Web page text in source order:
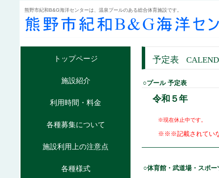
熊野市紀和B&G海洋センターは、温泉プールのある総合体育施設です。
予定表
○プール 予定表
令和５年
※現在休止中です。
※※※記載されてい
○体育館・武道場・スポ
トップページ
施設紹介
利用時間・料金
各種募集について
施設利用上の注意点
各種様式